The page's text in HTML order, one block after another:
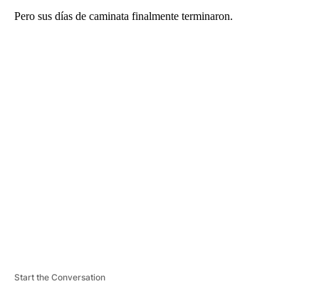
Pero sus días de caminata finalmente terminaron.
Start the Conversation